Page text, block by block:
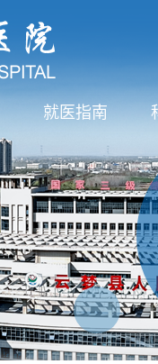
就医指南